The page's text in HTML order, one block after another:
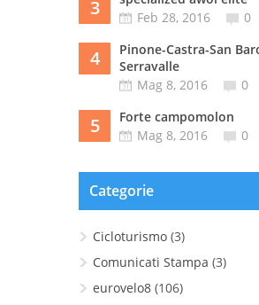
3
Feb 28, 2016
0
4
Pinone-Castra-San
Serravalle
Mag 8, 2016
0
5
Forte campomolon
Mag 8, 2016
0
Categorie
Cicloturismo (3)
Comunicati Stampa (3)
eurovelo8 (106)